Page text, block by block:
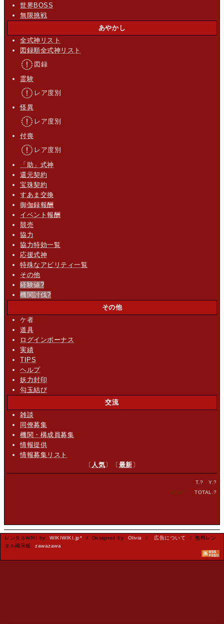
世界BOSS
無限挑戦
あやかし
全式神リスト
図録順全式神リスト
図録
霊験
レア度別
怪異
レア度別
付喪
レア度別
「助」式神
還元契約
宝珠契約
すあま交換
御伽録報酬
イベント報酬
競売
協力
協力特効一覧
応援式神
特殊なアビリティ一覧
その他
経験値?
機関討伐?
その他
ケ者
道具
ログインボーナス
実績
TIPS
ヘルプ
妖力封印
勾玉結び
交流
雑談
同僚募集
機関・構成員募集
情報提供
情報募集リスト
〔 人気〕〔最新〕
T.? Y.?
NOW. ? TOTAL.?
レンタルWIKI by WIKIWIKI.jp* / Designed by Olivia / 広告について
/ 無料レン
タル掲示板
zawazawa